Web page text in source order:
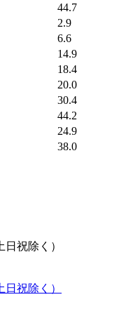
44.7
2.9
6.6
14.9
18.4
20.0
30.4
44.2
24.9
38.0
祝除く）
祝除く）